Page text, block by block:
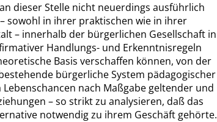
dieser Stelle nicht neuerdings ausführlich
sowohl in ihrer praktischen wie in ihrer
– innerhalb der bürgerlichen Gesellschaft in
Handlungs- und Erkenntnisregeln
Basis verschaffen können, von der
bürgerliche System pädagogischer
nach Maßgabe geltender und
– so strikt zu analysieren, daß das
notwendig zu ihrem Geschäft gehörte.